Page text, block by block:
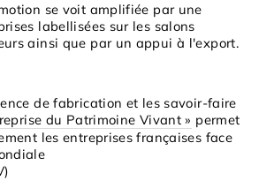
se voit amplifiée par une
labellisées sur les salons
ainsi que par un appui à l'export.
de fabrication et les savoir-faire
du Patrimoine Vivant » permet
les entreprises françaises face